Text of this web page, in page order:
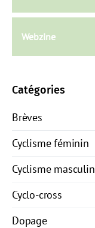
Webzine
Catégories
Brèves
Cyclisme féminin
Cyclisme masculin
Cyclo-cross
Dopage